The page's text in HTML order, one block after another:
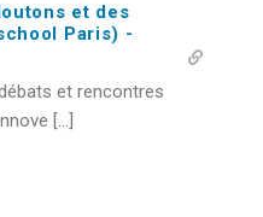
et des
Paris) -
et rencontres
[…]